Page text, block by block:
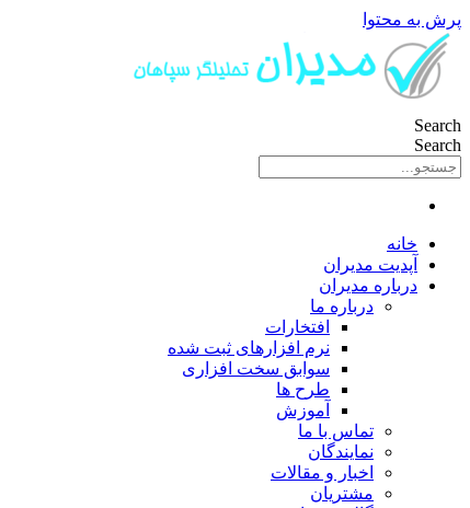
پرش به محتوا
Search
Search
خانه
آپدیت مدیران
درباره مدیران
درباره ما
افتخارات
نرم افزارهای ثبت شده
سوابق سخت افزاری
طرح ها
آموزش
تماس با ما
نمایندگان
اخبار و مقالات
مشتریان